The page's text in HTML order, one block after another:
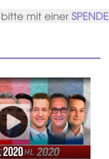
bitte mit einerSPENDE